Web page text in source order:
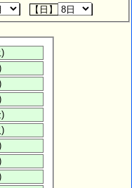
【日】